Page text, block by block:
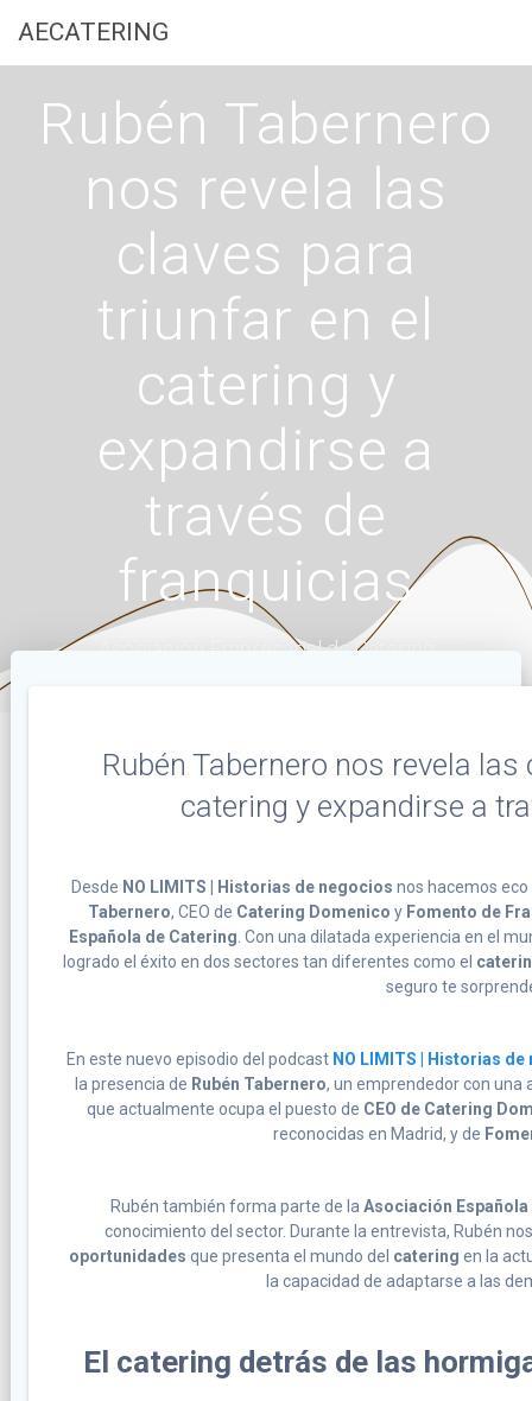
AECATERING
Rubén Tabernero
nos revela las
claves para
triunfar en el
catering y
expandirse a
través de
franquicias
Asociación Empresarial de Catering
Rubén Tabernero nos revela
catering y expandirse a
Desde NO LIMITS | Historias de negocios nos hacemos
Tabernero, CEO de Catering Domenico y Fomento de
Española de Catering . Con una dilatada experiencia en el
logrado el éxito en dos sectores tan diferentes como el
seguro te
En este nuevo episodio del podcast NO LIMITS | Historias
la presencia de Rubén Tabernero, un emprendedor con una
que actualmente ocupa el puesto de CEO de Catering
reconocidas en Madrid, y de
Rubén también forma parte de laAsociación
conocimiento del sector. Durante la entrevista, Rubén
oportunidades que presenta el mundo del catering en la
la capacidad de adaptarse a las
El catering detrás de las